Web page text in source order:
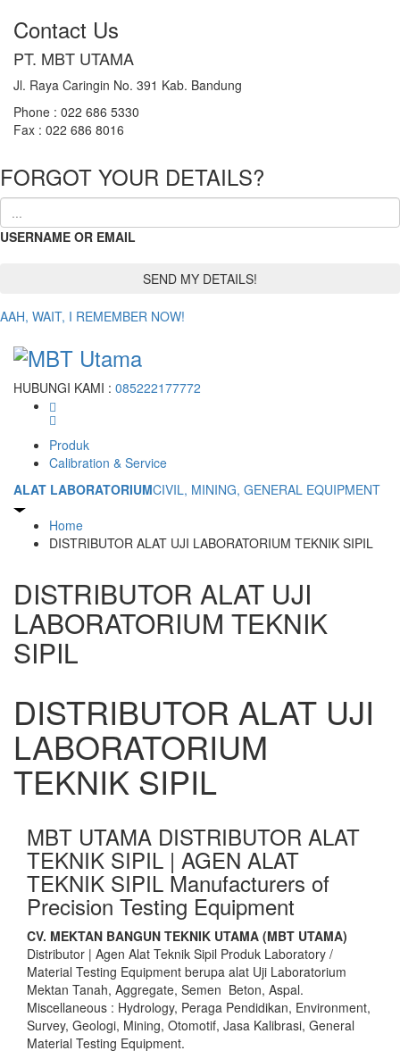
Contact Us
PT. MBT UTAMA
Jl. Raya Caringin No. 391 Kab. Bandung
Phone : 022 686 5330
Fax : 022 686 8016
FORGOT YOUR DETAILS?
USERNAME OR EMAIL
AAH, WAIT, I REMEMBER NOW!
HUBUNGI KAMI : 085222177772
Produk
Calibration & Service
ALAT LABORATORIUMCIVIL, MINING, GENERAL EQUIPMENT
Home
DISTRIBUTOR ALAT UJI LABORATORIUM TEKNIK SIPIL
DISTRIBUTOR ALAT UJI
LABORATORIUM TEKNIK
SIPIL
DISTRIBUTOR ALAT UJI
LABORATORIUM
TEKNIK SIPIL
MBT UTAMA DISTRIBUTOR ALAT
TEKNIK SIPIL | AGEN ALAT
TEKNIK SIPIL Manufacturers of
Precision Testing Equipment
CV. MEKTAN BANGUN TEKNIK UTAMA (MBT UTAMA)
Distributor | Agen Alat Teknik Sipil Produk Laboratory /
Material Testing Equipment berupa alat Uji Laboratorium
Mektan Tanah, Aggregate, Semen Beton, Aspal.
Miscellaneous : Hydrology, Peraga Pendidikan, Environment,
Survey, Geologi, Mining, Otomotif, Jasa Kalibrasi, General
Material Testing Equipment.